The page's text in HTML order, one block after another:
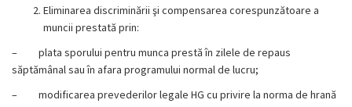
Eliminarea discriminării şi compensarea corespunzătoare a
muncii prestată prin:
–
plata sporului pentru munca prestă în zilele de repaus
săptămânal sau în afara programului normal de lucru;
–
modificarea prevederilor legale HG cu privire la norma de hrană